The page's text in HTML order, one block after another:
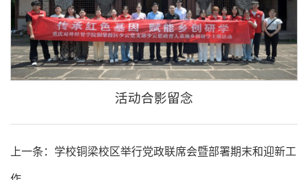
活动合影留念
上一条：学校铜梁校区举行党政联席会暨部署期末和迎新工